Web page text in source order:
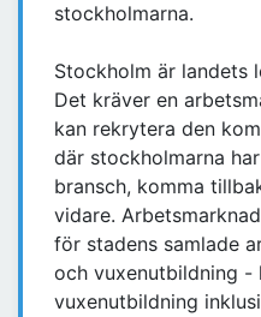
stockholmarna.
Stockholm är landets
Det kräver en
kan rekrytera den
där stockholmarna
bransch, komma
vidare.
för stadens samlade
och vuxenutbildning -
vuxenutbildning